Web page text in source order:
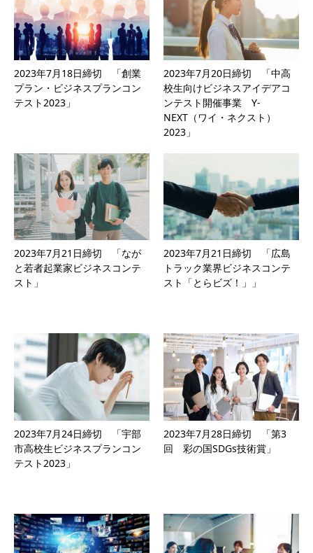
2023年7月18日締切 「創業
プラン・ビジネスプランコン
テスト2023」
2023年7月20日締切 「中高
校生向けビジネスアイデアコ
ンテスト開催事業 Y-
NEXT（ワイ・ネクスト）
2023」
2023年7月21日締切 「なが
と若者起業家ビジネスコンテ
スト」
2023年7月21日締切 「広島
トラック業界ビジネスコンテ
スト「とらビズ！」」
2023年7月24日締切 「宇部
市高校生ビジネスプランコン
テスト2023」
2023年7月28日締切 「第3
回 彩の国SDGs技術賞」